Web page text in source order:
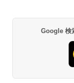
Google 検